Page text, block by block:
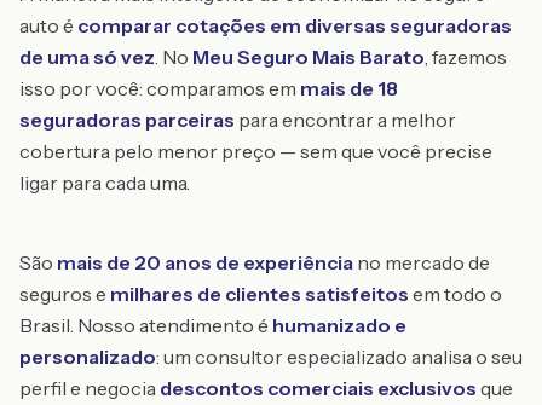
auto é comparar cotações em diversas seguradoras
de uma só vez. No Meu Seguro Mais Barato, fazemos
isso por você: comparamos em mais de 18
seguradoras parceiras para encontrar a melhor
cobertura pelo menor preço — sem que você precise
ligar para cada uma.
São mais de 20 anos de experiência no mercado de
seguros e milhares de clientes satisfeitos em todo o
Brasil. Nosso atendimento é humanizado e
personalizado: um consultor especializado analisa o seu
perfil e negocia descontos comerciais exclusivos que